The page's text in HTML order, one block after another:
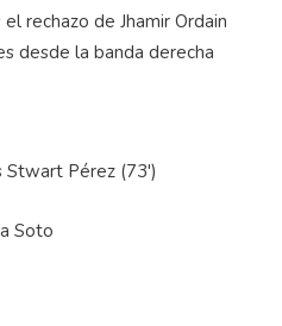
rechazo de Jhamir Ordain
desde la banda derecha
Stwart Pérez (73')
Soto